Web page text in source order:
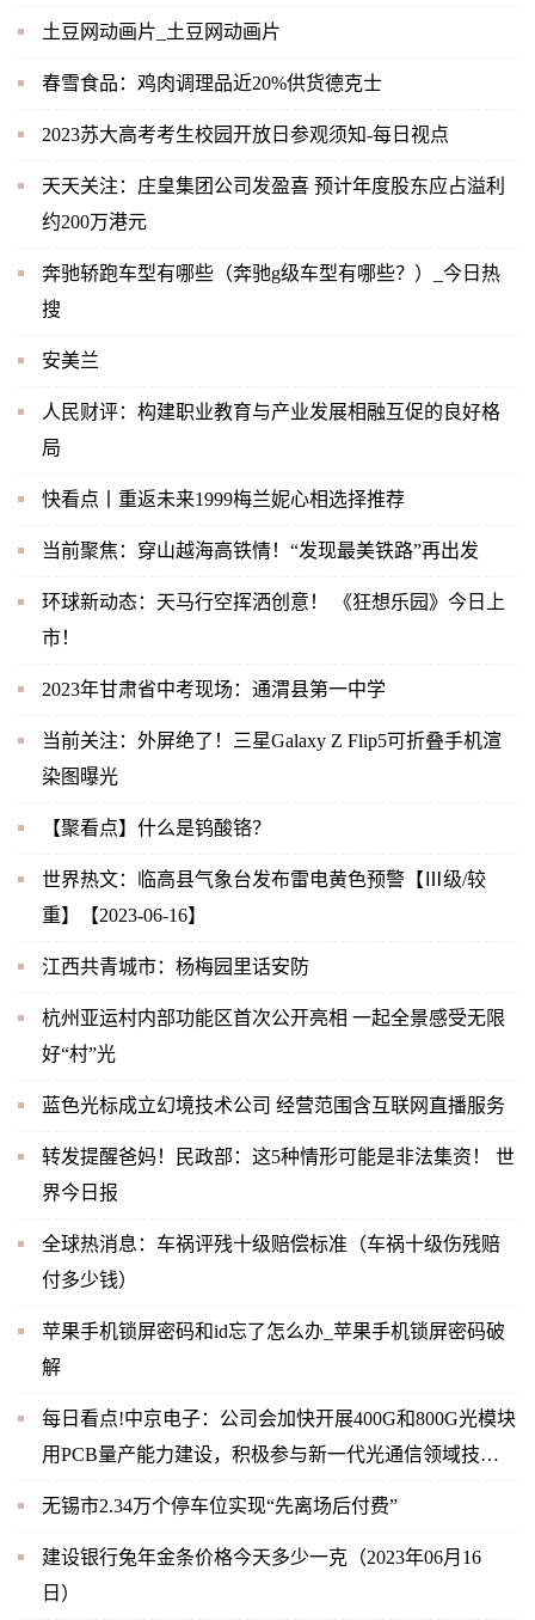
土豆网动画片_土豆网动画片
春雪食品：鸡肉调理品近20%供货德克士
2023苏大高考考生校园开放日参观须知-每日视点
天天关注：庄皇集团公司发盈喜 预计年度股东应占溢利
约200万港元
奔驰轿跑车型有哪些（奔驰g级车型有哪些？）_今日热
搜
安美兰
人民财评：构建职业教育与产业发展相融互促的良好格
局
快看点丨重返未来1999梅兰妮心相选择推荐
当前聚焦：穿山越海高铁情！“发现最美铁路”再出发
环球新动态：天马行空挥洒创意！ 《狂想乐园》今日上
市！
2023年甘肃省中考现场：通渭县第一中学
当前关注：外屏绝了！三星Galaxy Z Flip5可折叠手机渲
染图曝光
【聚看点】什么是钨酸铬？
世界热文：临高县气象台发布雷电黄色预警【Ⅲ级/较
重】【2023-06-16】
江西共青城市：杨梅园里话安防
杭州亚运村内部功能区首次公开亮相 一起全景感受无限
好“村”光
蓝色光标成立幻境技术公司 经营范围含互联网直播服务
转发提醒爸妈！民政部：这5种情形可能是非法集资！ 世
界今日报
全球热消息：车祸评残十级赔偿标准（车祸十级伤残赔
付多少钱）
苹果手机锁屏密码和id忘了怎么办_苹果手机锁屏密码破
解
每日看点!中京电子：公司会加快开展400G和800G光模块
用PCB量产能力建设，积极参与新一代光通信领域技术
无锡市2.34万个停车位实现“先离场后付费”
建设银行兔年金条价格今天多少一克（2023年06月16
日）